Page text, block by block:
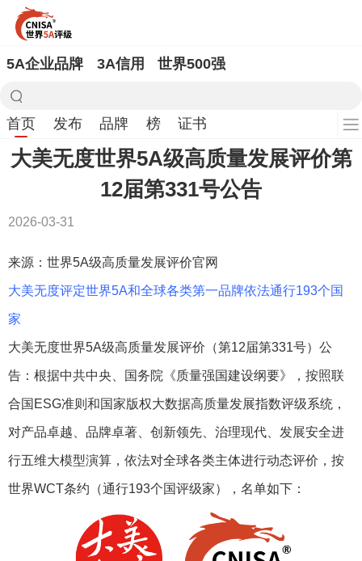
5A企业品牌 3A信用 世界500强
首页 发布 品牌 榜 证书
大美无度世界5A级高质量发展评价第
12届第331号公告
2026-03-31
来源：世界5A级高质量发展评价官网
大美无度评定世界5A和全球各类第一品牌依法通行193个国
家
大美无度世界5A级高质量发展评价（第12届第331号）公
告：根据中共中央、国务院《质量强国建设纲要》，按照联
合国ESG准则和国家版权大数据高质量发展指数评级系统，
对产品卓越、品牌卓著、创新领先、治理现代、发展安全进
行五维大模型演算，依法对全球各类主体进行动态评价，按
世界WCT条约（通行193个国评级家），名单如下：